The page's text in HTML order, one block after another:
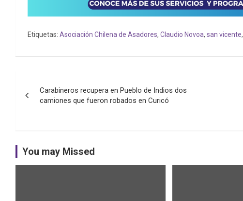
Etiquetas: Asociación Chilena de Asadores, Claudio Novoa, san vicente,
de
Carabineros recupera en Pueblo de Indios dos
camiones que fueron robados en Curicó
You may Missed